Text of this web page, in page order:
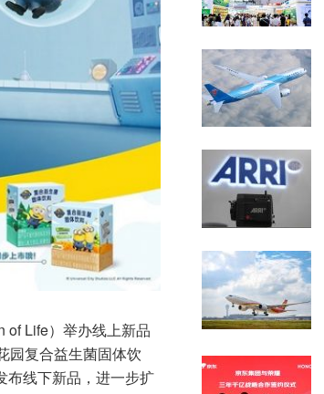
Life）举办线上新品
园复合益生菌固体饮
布线下新品，进一步扩